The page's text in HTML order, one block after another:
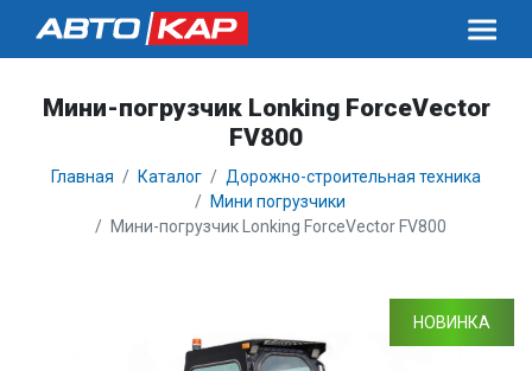
Мини-погрузчик Lonking ForceVector
FV800
Главная Каталог
Дорожно-строительная техника
Мини погрузчики
Мини-погрузчик Lonking ForceVector FV800
НОВИНКА